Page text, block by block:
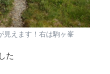
見えます！右は駒ヶ峯
た